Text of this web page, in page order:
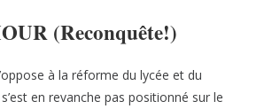
(Reconquête!)
à la réforme du lycée et du
en revanche pas positionné sur le